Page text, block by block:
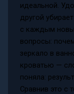
идеальной.
другой
с каждым
вопросы:
зеркало в
кроватью —
поняла:
Сравнив это с